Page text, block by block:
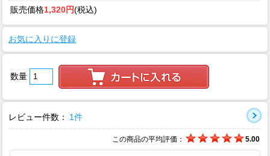
販売価格1,320円(税込)
お気に入りに登録
数量
レビュー件数： 1件
この商品の平均評価： 5.00